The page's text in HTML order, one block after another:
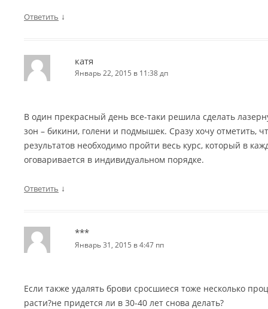
Ответить ↓
катя
Январь 22, 2015 в 11:38 дп
В один прекрасный день все-таки решила сделать
зон – бикини, голени и подмышек. Сразу хочу отметить,
результатов необходимо пройти весь курс, который в
оговаривается в индивидуальном порядке.
Ответить ↓
***
Январь 31, 2015 в 4:47 пп
Если также удалять брови сросшиеся тоже несколько
расти?не придется ли в 30-40 лет снова делать?